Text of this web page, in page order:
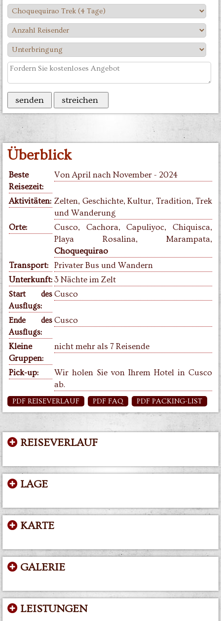
Überblick
Beste
Reisezeit:
Von April nach November - 2024
Aktivitäten: Zelten, Geschichte, Kultur, Tradition, Trek
und Wanderung
Orte:
Cusco, Cachora, Capuliyoc, Chiquisca,
Playa Rosalina, Marampata,
Choquequirao
Transport:
Privater Bus und Wandern
Unterkunft: 3 Nächte im Zelt
Start des
Ausflugs:
Cusco
Ende des
Ausflugs:
Cusco
Kleine
Gruppen:
nicht mehr als 7 Reisende
Pick-up:
Wir holen Sie von Ihrem Hotel in Cusco
ab.
PDF REISEVERLAUF PDF FAQ PDF PACKING-LIST
REISEVERLAUF
LAGE
KARTE
GALERIE
LEISTUNGEN